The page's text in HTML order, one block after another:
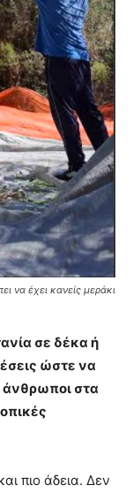
να έχει κανείς μεράκι
σε δέκα ή
ώστε να
άνθρωποι στα
πιο άδεια. Δεν